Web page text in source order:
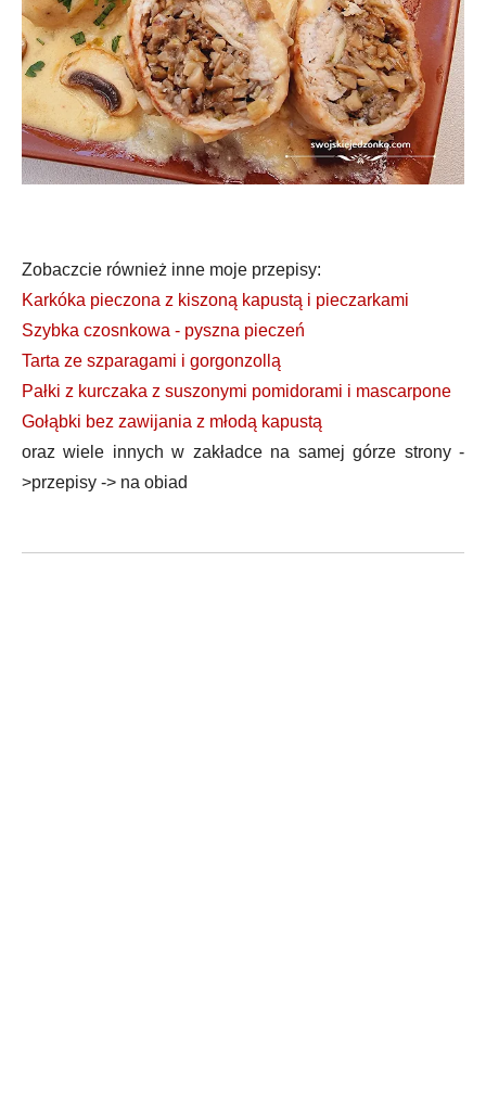
Zobaczcie również inne moje przepisy:
Karkóka pieczona z kiszoną kapustą i pieczarkami
Szybka czosnkowa - pyszna pieczeń
Tarta ze szparagami i gorgonzollą
Pałki z kurczaka z suszonymi pomidorami i mascarpone
Gołąbki bez zawijania z młodą kapustą
oraz wiele innych w zakładce na samej górze strony -
>przepisy -> na obiad